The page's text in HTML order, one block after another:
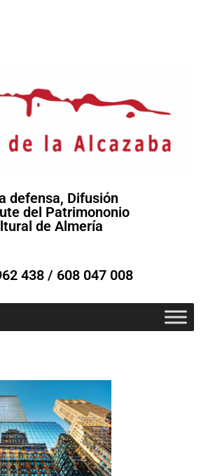
defensa, Difusión
del Patrimononio
de Almería
438 / 608 047 008